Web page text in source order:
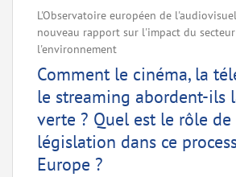
L'Observatoire européen de
nouveau rapport sur l'impact du
l'environnement
Comment le cinéma, la
le streaming abordent-ils
verte ? Quel est le rôle de
législation dans ce
Europe ?